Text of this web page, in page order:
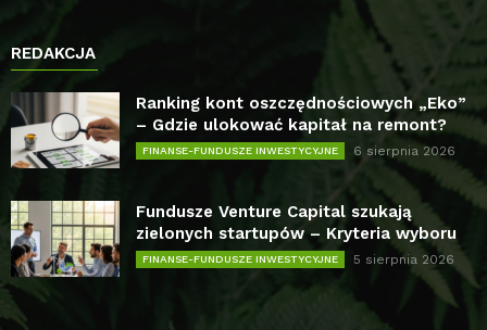
REDAKCJA
Ranking kont oszczędnościowych „Eko”
– Gdzie ulokować kapitał na remont?
FINANSE-FUNDUSZE INWESTYCYJNE 6 sierpnia 2026
Fundusze Venture Capital szukają
zielonych startupów – Kryteria wyboru
FINANSE-FUNDUSZE INWESTYCYJNE 5 sierpnia 2026